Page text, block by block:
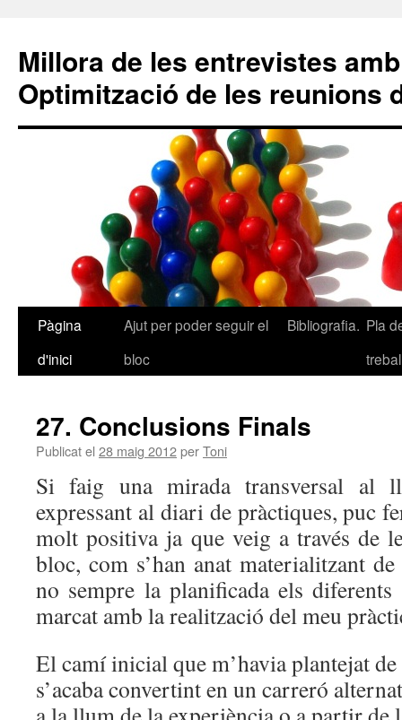
Millora de les entrevistes
Optimització de les reunions
Vés
Pàgina
d'inici
Ajut per poder seguir el
bloc
Bibliografia. Pla
27. Conclusions Finals
Publicat el 28 maig 2012perToni
Si faig una mirada transversal al
expressant al diari de pràctiques, puc
molt positiva ja que veig a través de
bloc, com s’han anat materialitzant
no sempre la planificada els diferents
marcat amb la realització del meu
El camí inicial que m’havia plantejat
s’acaba convertint en un carreró